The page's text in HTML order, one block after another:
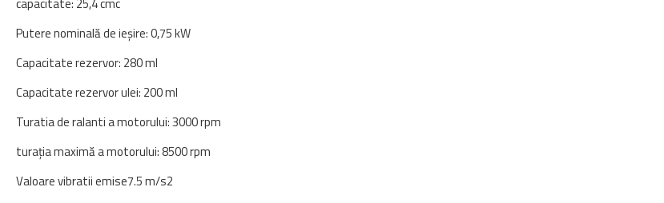
Putere nominală de ieșire: 0,75 kW
Capacitate rezervor: 280 ml
Capacitate rezervor ulei: 200 ml
Turatia de ralanti a motorului: 3000 rpm
turația maximă a motorului: 8500 rpm
Valoare vibratii emise7.5 m/s2